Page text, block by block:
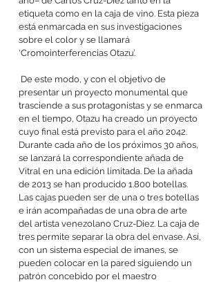
etiqueta como en la caja de vino. Esta pieza
está enmarcada en sus investigaciones
sobre el color y se llamará
‘Cromointerferencias Otazu’.
De este modo, y con el objetivo de
presentar un proyecto monumental que
trasciende a sus protagonistas y se enmarca
en el tiempo, Otazu ha creado un proyecto
cuyo final está previsto para el año 2042.
Durante cada año de los próximos 30 años,
se lanzará la correspondiente añada de
Vitral en una edición limitada. De la añada
de 2013 se han producido 1.800 botellas.
Las cajas pueden ser de una o tres botellas
e irán acompañadas de una obra de arte
del artista venezolano Cruz-Diez. La caja de
tres permite separar la obra del envase. Así,
con un sistema especial de imanes, se
pueden colocar en la pared siguiendo un
patrón concebido por el maestro